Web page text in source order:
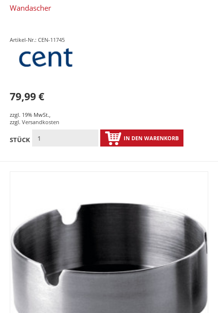
Wandascher
Artikel-Nr.: CEN-11745
79,99 €
zzgl. 19% MwSt.,
zzgl. Versandkosten
STÜCK IN DEN WARENKORB